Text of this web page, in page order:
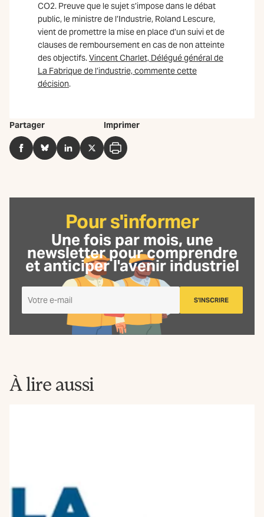
CO2. Preuve que le sujet s’impose dans le débat
public, le ministre de l’Industrie, Roland Lescure,
vient de promettre la mise en place d’un suivi et de
clauses de remboursement en cas de non atteinte
des objectifs.Vincent Charlet, Délégué général de
La Fabrique de l’industrie, commente cette
décision.
Partager
FacebookBlueSkyLinkedInTwitter
Imprimer
Imprimer
Pour s'informer
Une fois par mois, une
newsletterpour comprendre
et anticiper l'avenir industriel
m'inscris
à
S'INSCRIRE
À lire aussi